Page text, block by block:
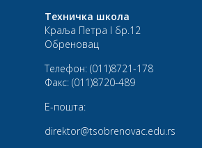
Техничка школа
Краља Петра I бр.12
Обреновац
Телефон: (011)8721-178
Факс: (011)8720-489
Е-пошта:
direktor@tsobrenovac.edu.rs